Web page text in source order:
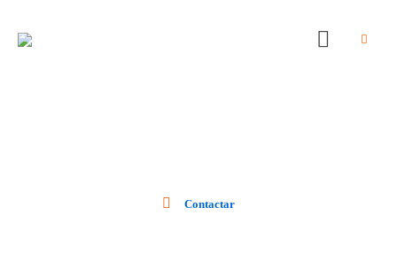
Contactar